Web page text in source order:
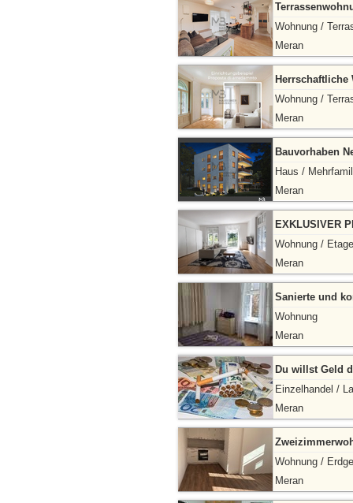
Wohnung /
Meran
Wohnung /
Meran
Bauvorhaben
Haus /
Meran
EXKLUSIVER
Wohnung / Etage
Meran
Sanierte und
Wohnung
Meran
Du willst Geld
Einzelhandel /
Meran
Wohnung /
Meran